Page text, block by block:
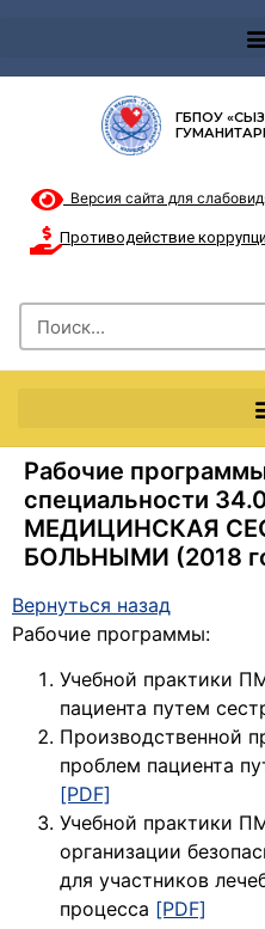
ГБПОУ
Версия сайта для
Противодействие
Рабочие
специальности
МЕДИЦИНСКАЯ
БОЛЬНЫМИ (2018
Вернуться назад
Рабочие программы:
Учебной практики
пациента путем
Производственной
проблем пациента
[PDF]
Учебной практики
организации
для участников
процесса [PDF]